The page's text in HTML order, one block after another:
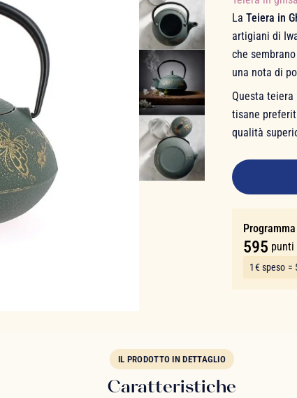
LaTeiera in
artigiani di
che
una nota di
Questa
tisane
qualità
595 punti
1€ speso =
IL PRODOTTO IN DETTAGLIO
Caratteristiche